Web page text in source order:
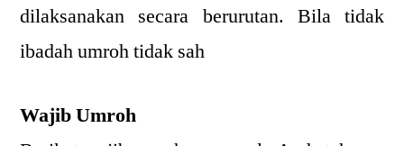
dilaksanakan secara berurutan. Bila tidak
ibadah umroh tidak sah
Wajib Umroh